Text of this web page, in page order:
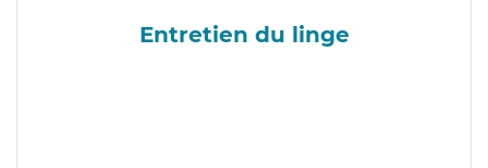
Entretien du linge